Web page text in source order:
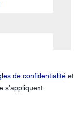
de confidentialitéet
s’appliquent.